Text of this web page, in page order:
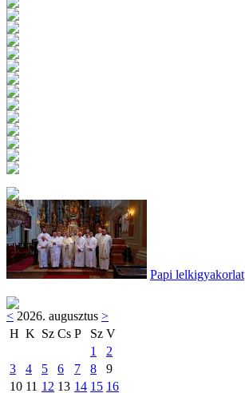
Papi lelkigyakorlat
< 2026. augusztus >
H K Sz Cs P Sz V
1
2
3
4 5 6 7 8
9
10 11 12 13 14 15 16